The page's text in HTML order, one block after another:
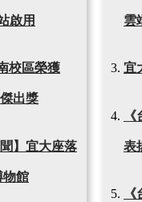
啟用
校區榮獲
出獎
】宜大座落
物館
雲
宜
表